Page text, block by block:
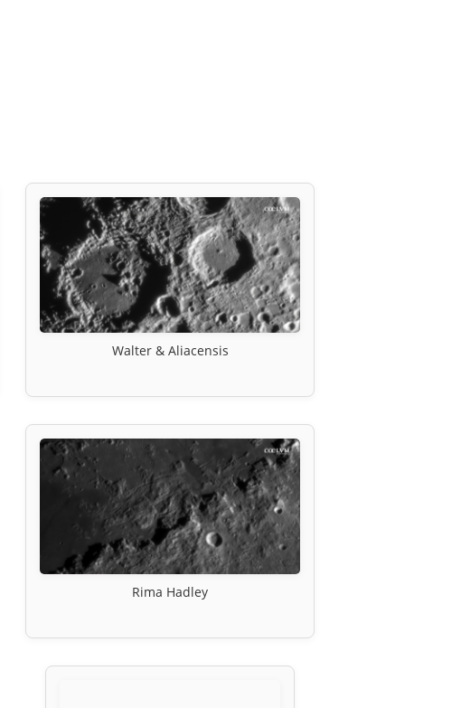
Walter & Aliacensis
Rima Hadley